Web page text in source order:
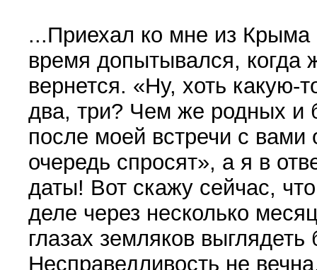
...Приехал ко мне из Крыма
время допытывался, когда
вернется. «Ну, хоть какую-
два, три? Чем же родных и
после моей встречи с
очередь спросят», а я в
даты! Вот скажу сейчас,
деле через несколько
глазах земляков выглядеть
Несправедливость не